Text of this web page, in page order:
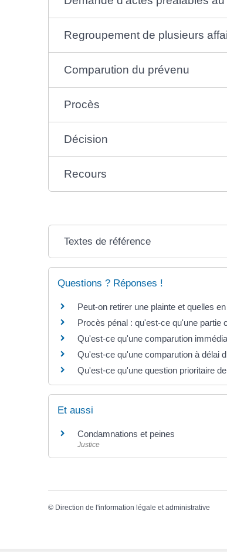
Regroupement de plusieurs
Comparution du prévenu
Procès
Décision
Recours
Textes de référence
Questions ? Réponses !
Peut-on retirer une plainte et quelles
Procès pénal : qu'est-ce qu'une partie
Qu'est-ce qu'une comparution
Qu'est-ce qu'une comparution à délai
Qu'est-ce qu'une question prioritaire
Et aussi
Condamnations et peines
Justice
© Direction de l'information légale et administrative